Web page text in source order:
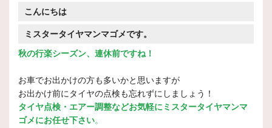
こんにちは
ミスタータイヤマンマゴメです。
秋の行楽シーズン、連休前ですね！
お車でお出かけの方も多いかと思いますが
お出かけ前にタイヤの点検も忘れずにしましょう！
タイヤ点検・エアー調整などお気軽にミスタータイヤマンマ
ゴメにお任せ下さい。